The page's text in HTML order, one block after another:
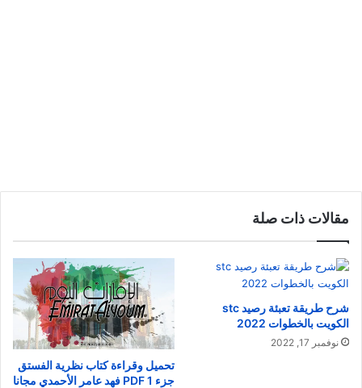
مقالات ذات صلة
شرح طريقة تعبئة رصيد stc
الكويت بالخطوات 2022
نوفمبر 17, 2022
تحميل وقراءة كتاب نظرية الفستق
جزء 1 PDF فهد عامر الأحمدي مجانا